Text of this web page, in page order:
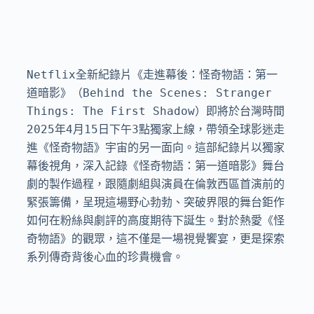
Netflix全新紀錄片《走進幕後：怪奇物語：第一
道暗影》（Behind the Scenes: Stranger
Things: The First Shadow）即將於台灣時間
2025年4月15日下午3點獨家上線，帶領全球影迷走
進《怪奇物語》宇宙的另一面向。這部紀錄片以獨家
幕後視角，深入記錄《怪奇物語：第一道暗影》舞台
劇的製作過程，跟隨劇組與演員在倫敦西區首演前的
緊張籌備，呈現這場野心勃勃、突破界限的舞台鉅作
如何在粉絲與劇評的高度期待下誕生。對於熱愛《怪
奇物語》的觀眾，這不僅是一場視覺饗宴，更是探索
系列傳奇背後心血的珍貴機會。